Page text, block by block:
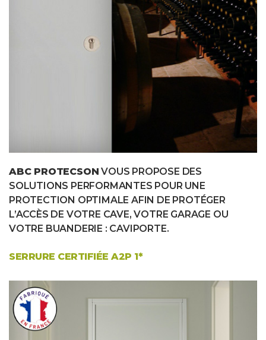
ABC PROTECSON VOUS PROPOSE DES
SOLUTIONS PERFORMANTES POUR UNE
PROTECTION OPTIMALE AFIN DE PROTÉGER
L’ACCÈS DE VOTRE CAVE, VOTRE GARAGE OU
VOTRE BUANDERIE : CAVIPORTE.
SERRURE CERTIFIÉE A2P 1*